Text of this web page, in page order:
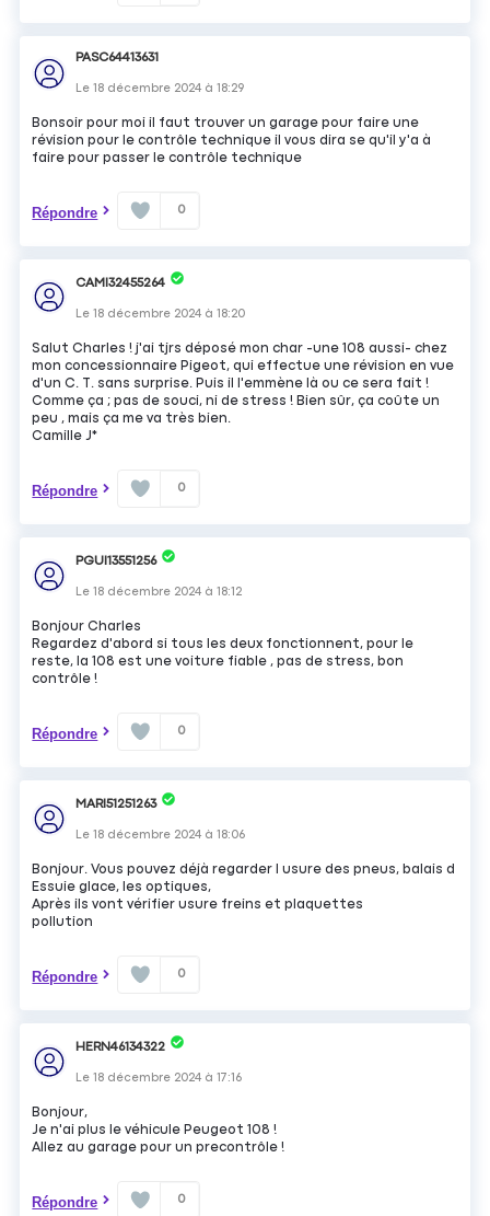
PASC64413631
Le18 décembre 2024 à18:29
Bonsoir pour moi il faut trouver un garage pour faire une
révision pour le contrôle technique il vous dira se qu'il y'a à
faire pour passer le contrôle technique
Répondre 0
CAMI32455264
Le18 décembre 2024 à18:20
Salut Charles ! j'ai tjrs déposé mon char -une 108 aussi- chez
mon concessionnaire Pigeot, qui effectue une révision en vue
d'un C. T. sans surprise. Puis il l'emmène là ou ce sera fait !
Comme ça ; pas de souci, ni de stress ! Bien sûr, ça coûte un
peu , mais ça me va très bien.
Camille J*
Répondre 0
PGUI13551256
Le18 décembre 2024 à18:12
Bonjour Charles
Regardez d'abord si tous les deux fonctionnent, pour le
reste, la 108 est une voiture fiable , pas de stress, bon
contrôle !
Répondre 0
MARI51251263
Le18 décembre 2024 à18:06
Bonjour. Vous pouvez déjà regarder l usure des pneus, balais d
Essuie glace, les optiques,
Après ils vont vérifier usure freins et plaquettes
pollution
Répondre 0
HERN46134322
Le18 décembre 2024 à17:16
Bonjour,
Je n'ai plus le véhicule Peugeot 108 !
Allez au garage pour un precontrôle !
Répondre 0